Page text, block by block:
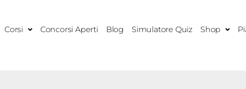
Corsi Concorsi Aperti Blog Simulatore Quiz Shop